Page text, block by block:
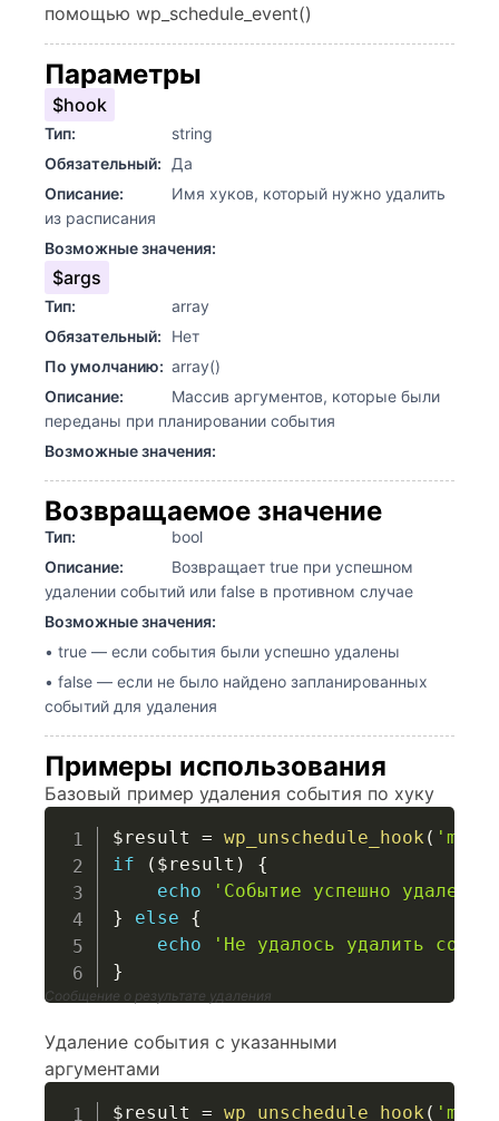
помощью wp_schedule_event()
Параметры
$hook
Тип:
string
Обязательный:
Да
Описание:
Имя хуков, который нужно удалить
из расписания
Возможные значения:
$args
Тип:
array
Обязательный:
Нет
По умолчанию: array()
Описание:
Массив аргументов, которые были
переданы при планировании события
Возможные значения:
Возвращаемое значение
Тип:
bool
Описание:
Возвращает true при успешном
удалении событий или false в противном случае
Возможные значения:
• true — если события были успешно удалены
• false — если не было найдено запланированных
событий для удаления
Примеры использования
Базовый пример удаления события по хуку
$result = wp_unschedule_hook (
if
( $result )
{
echo
'Событие успешно удалено'
}
else
{
echo
'Не удалось удалить
}
Сообщение о результате удаления
Удаление события с указанными
аргументами
$result = wp_unschedule_hook (